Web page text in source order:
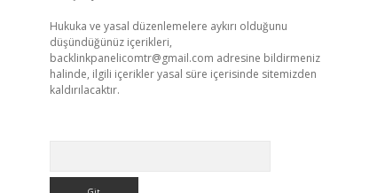
Hukuka ve yasal düzenlemelere aykırı olduğunu
düşündüğünüz içerikleri,
backlinkpanelicomtr@gmail.com adresine bildirmeniz
halinde, ilgili içerikler yasal süre içerisinde sitemizden
kaldırılacaktır.